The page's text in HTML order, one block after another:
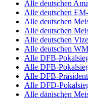
Alle deutschen
Alle deutschen
Alle deutschen
Alle deutschen
Alle deutschen
Alle deutschen
Alle DFB-
Alle DFB-
Alle DFB-
Alle DFD-
Alle dänischen